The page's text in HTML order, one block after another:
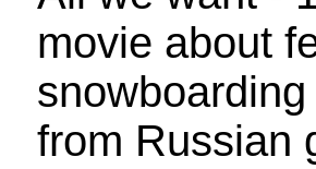
movie about
from Russian